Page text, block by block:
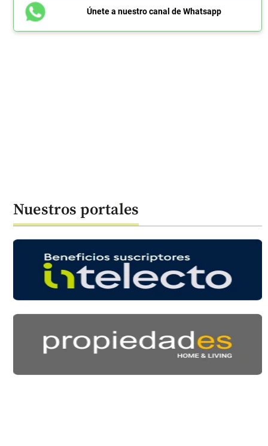
Únete a nuestro canal de Whatsapp
Nuestros portales